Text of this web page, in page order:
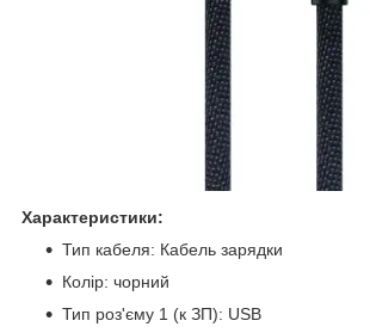
Характеристики:
Тип кабеля: Кабель зарядки
Колір: чорний
Тип роз'єму 1 (к ЗП): USB